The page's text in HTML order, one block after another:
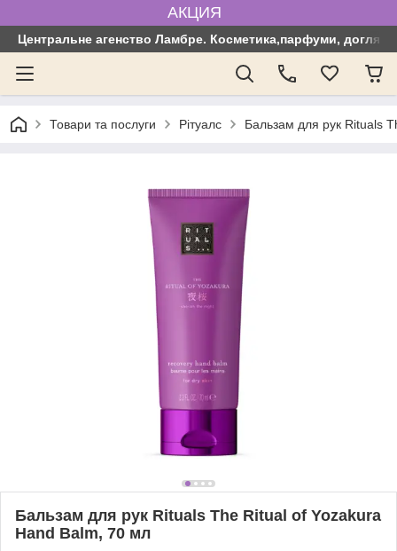
АКЦИЯ
Центральне агенство Ламбре. Косметика,парфуми, догляд
Товари та послуги Рітуалс Бальзам для рук Rituals
Бальзам для рук Rituals The Ritual of Yozakura
Hand Balm, 70 мл